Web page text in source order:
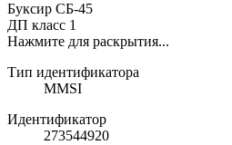
Буксир СБ-45
ДП класс 1
Нажмите для раскрытия...
Тип идентификатора
MMSI
Идентификатор
273544920